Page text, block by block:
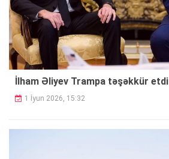
İlham Əliyev Trampa təşəkkür etdi
1 İyun 2026, 15:32